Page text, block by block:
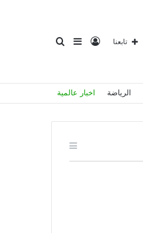
عن
إضافة
عمود
تسجيل
الدخول
تابعنا
الرياضة اخبار عالمية